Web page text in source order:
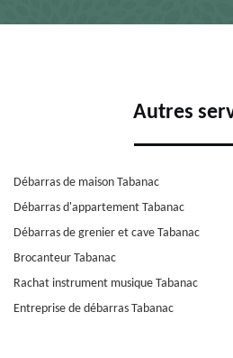
Autres
Débarras de maison Tabanac
Débarras d'appartement Tabanac
Débarras de grenier et cave Tabanac
Brocanteur Tabanac
Rachat instrument musique Tabanac
Entreprise de débarras Tabanac